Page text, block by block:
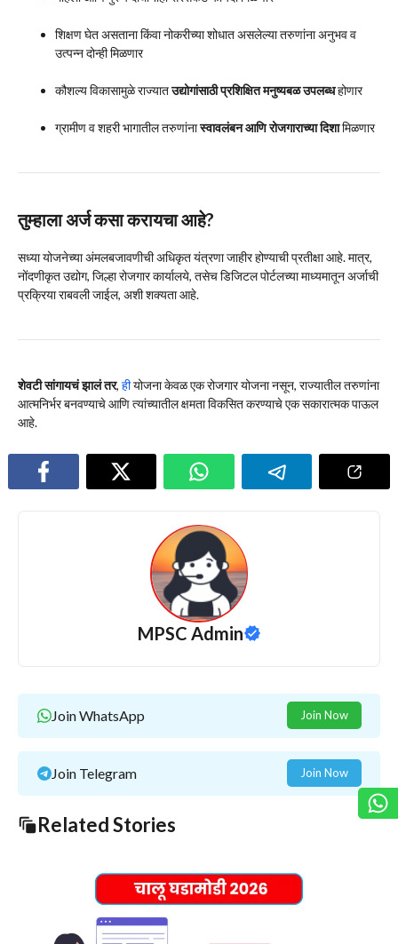
शिक्षण घेत असताना किंवा नोकरीच्या शोधात असलेल्या तरुणांना अनुभव व
उत्पन्न दोन्ही मिळणार
कौशल्य विकासामुळे राज्यातउद्योगांसाठी प्रशिक्षित मनुष्यबळ उपलब्धहोणार
ग्रामीण व शहरी भागातील तरुणांनास्वावलंबन आणि रोजगाराच्या दिशामिळणार
तुम्हाला अर्ज कसा करायचा आहे?
सध्या योजनेच्या अंमलबजावणीची अधिकृत यंत्रणा जाहीर होण्याची प्रतीक्षा आहे. मात्र,
नोंदणीकृत उद्योग, जिल्हा रोजगार कार्यालये, तसेच डिजिटल पोर्टलच्या माध्यमातून अर्जाची
प्रक्रिया राबवली जाईल, अशी शक्यता आहे.
शेवटी सांगायचं झालं तर, हीयोजना केवळ एक रोजगार योजना नसून, राज्यातील तरुणांना
आत्मनिर्भर बनवण्याचे आणि त्यांच्यातील क्षमता विकसित करण्याचे एक सकारात्मक पाऊल
आहे.
MPSC Admin
Join WhatsApp Join Now
Join Telegram Join Now
Related Stories